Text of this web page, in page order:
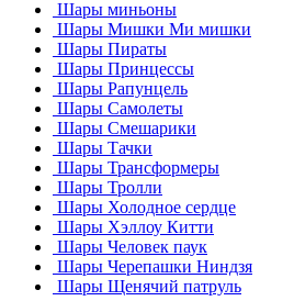
Шары миньоны
Шары Мишки Ми мишки
Шары Пираты
Шары Принцессы
Шары Рапунцель
Шары Самолеты
Шары Смешарики
Шары Тачки
Шары Трансформеры
Шары Тролли
Шары Холодное сердце
Шары Хэллоу Китти
Шары Человек паук
Шары Черепашки Ниндзя
Шары Щенячий патруль